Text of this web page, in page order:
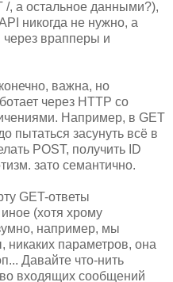
/, а остальное данными?),
никогда не нужно, а
через врапперы и
важна, но
через HTTP со
Например, в GET
пытаться засунуть всё в
POST, получить ID
зато семантично.
GET-ответы
(хотя хрому
например, мы
параметров, она
Давайте что-нить
входящих сообщений